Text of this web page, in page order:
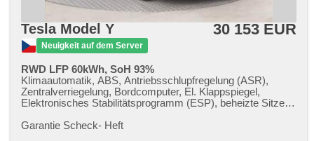
Tesla Model Y
Neuigkeit auf dem Server
30 153 EUR
RWD LFP 60kWh, SoH 93%
Klimaautomatik, ABS, Antriebsschlupfregelung (ASR),
Zentralverriegelung, Bordcomputer, El. Klappspiegel,
Elektronisches Stabilitätsprogramm (ESP), beheizte Sitze,
einstellbare Sitze, beheizte Frontscheibe, beheizte Lenkrad,
Garantie Scheck​- Heft